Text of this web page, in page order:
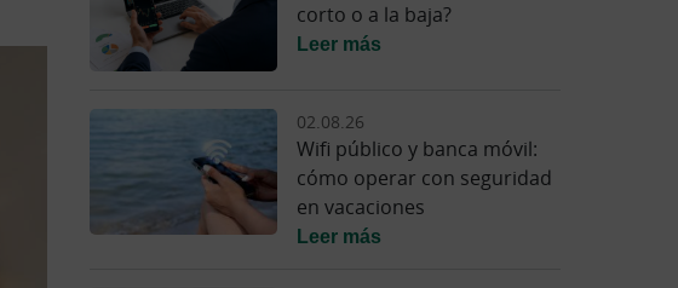
corto o a la baja?
Leer más
02.08.26
Wifi público y banca móvil:
cómo operar con seguridad
en vacaciones
Leer más